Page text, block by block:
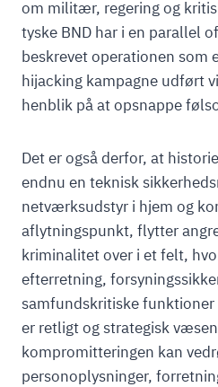
om militær, regering og
tyske BND har i en parallel
beskrevet operationen som
hijacking kampagne udført
henblik på at opsnappe
Det er også derfor, at
endnu en teknisk
netværksudstyr i hjem og
aflytningspunkt, flytter
kriminalitet over i et felt,
efterretning,
samfundskritiske funktioner
er retligt og strategisk
kompromitteringen kan
personoplysninger,